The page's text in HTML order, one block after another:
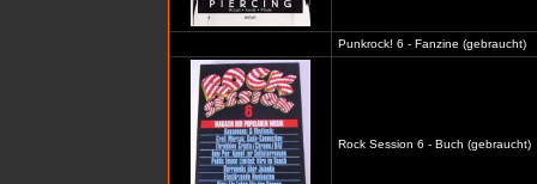
Punkrock! 6 - Fanzine (gebraucht)
Rock Session 6 - Buch (gebraucht)